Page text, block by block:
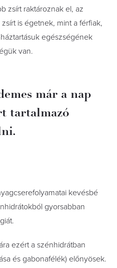
zsírt raktároznak el, az
is égetnek, mint a férfiak,
egészségének
van.
már a nap
tartalmazó
kevésbé
gyorsabban
ezért a szénhidrátban
és gabonafélék) előnyösek.